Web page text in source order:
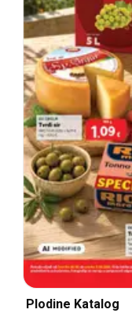
Plodine Katalog